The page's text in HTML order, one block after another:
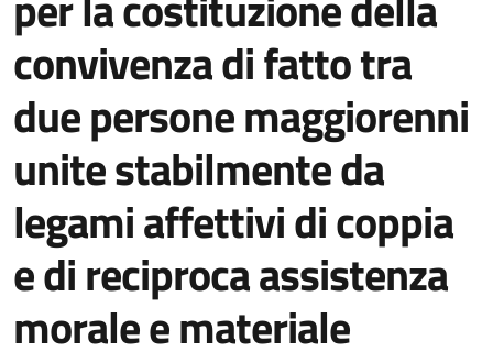
convivenza di fatto tra
due persone maggiorenni
unite stabilmente da
legami affettivi di coppia
e di reciproca assistenza
morale e materiale